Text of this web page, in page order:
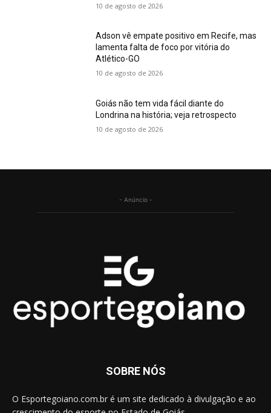
10 de agosto de 2026
Adson vê empate positivo em Recife, mas
lamenta falta de foco por vitória do
Atlético-GO
10 de agosto de 2026
Goiás não tem vida fácil diante do
Londrina na história; veja retrospecto
10 de agosto de 2026
- Anúncio -
SOBRE NÓS
O Esportegoiano.com.br é um site dedicado à divulgação e ao